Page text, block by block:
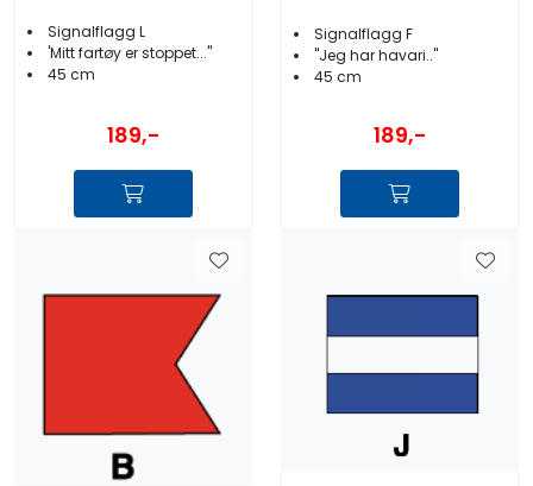
Signalflagg L
'Mitt fartøy er stoppet...''
45 cm
189,-
Signalflagg F
''Jeg har havari..''
45 cm
189,-